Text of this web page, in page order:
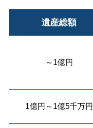
遺産総額
～ 1億円
1億円 ～ 1億5千万円